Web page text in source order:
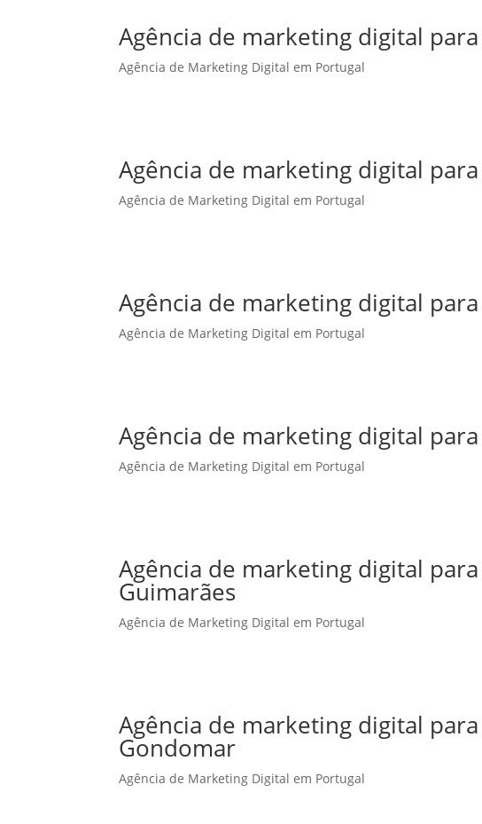
Agência de marketing digital
Agência de Marketing Digital em Portugal
Agência de marketing digital
Agência de Marketing Digital em Portugal
Agência de marketing digital
Agência de Marketing Digital em Portugal
Agência de marketing digital
Agência de Marketing Digital em Portugal
Agência de marketing digital
Guimarães
Agência de Marketing Digital em Portugal
Agência de marketing digital
Gondomar
Agência de Marketing Digital em Portugal